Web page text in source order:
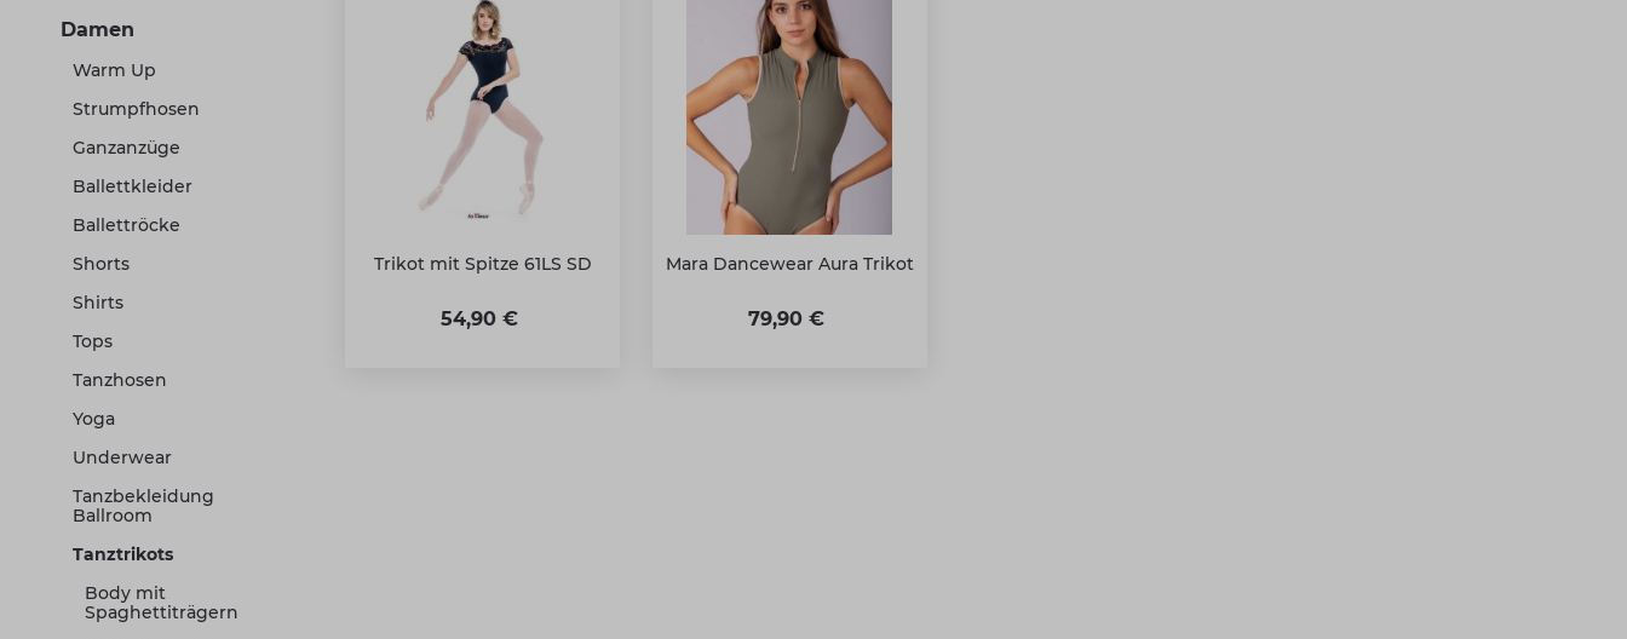
Damen
Warm Up
Strumpfhosen
Ganzanzüge
Ballettkleider
Ballettröcke
Shorts
Shirts
Tops
Tanzhosen
Yoga
Underwear
Tanzbekleidung
Ballroom
Tanztrikots
Body mit
Spaghettiträgern
Trikot mit Spitze 61LS SD
54,90 €
Mara Dancewear Aura Trikot
79,90 €